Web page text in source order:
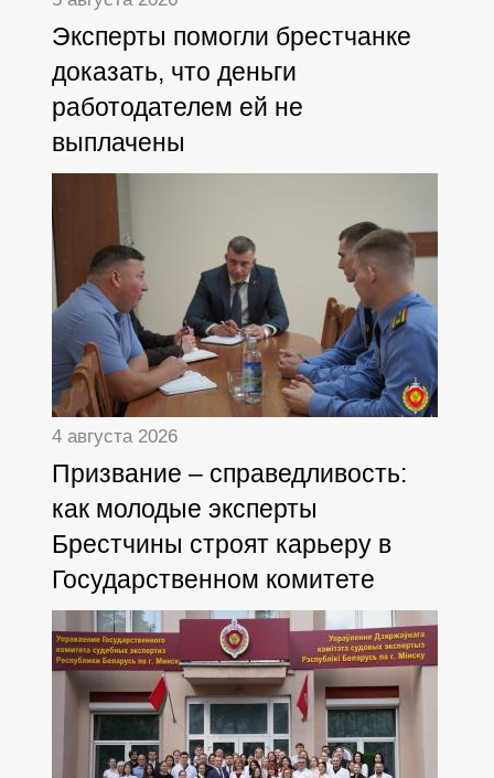
Эксперты помогли брестчанке
доказать, что деньги
работодателем ей не
выплачены
4 августа 2026
Призвание – справедливость:
как молодые эксперты
Брестчины строят карьеру в
Государственном комитете
судебных экспертиз